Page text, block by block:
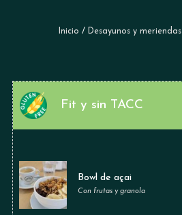
Inicio / Desayunos y meriendas
Fit y sin TACC
Bowl de açai
Con frutas y granola